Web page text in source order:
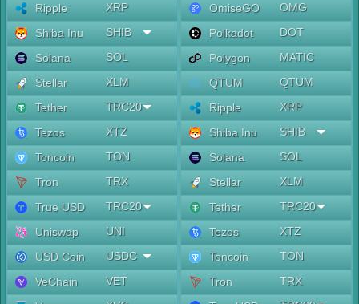
Ripple
XRP
Shiba Inu
SHIB
Solana
SOL
Stellar
XLM
Tether
TRC20
Tezos
XTZ
Toncoin
TON
Tron
TRX
True USD
TRC20
Uniswap
UNI
USD Coin
USDC
VeChain
VET
OmiseGO
OMG
Polkadot
DOT
Polygon
MATIC
QTUM
QTUM
Ripple
XRP
Shiba Inu
SHIB
Solana
SOL
Stellar
XLM
Tether
TRC20
Tezos
XTZ
Toncoin
TON
Tron
TRX